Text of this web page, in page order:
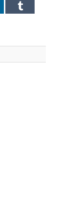
Tumblr